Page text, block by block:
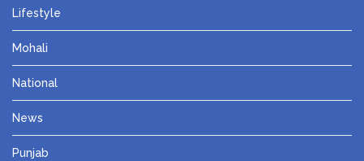
Lifestyle
Mohali
National
News
Punjab